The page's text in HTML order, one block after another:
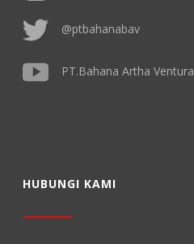
@ptbahanabav
PT.Bahana Artha Ventura
HUBUNGI KAMI